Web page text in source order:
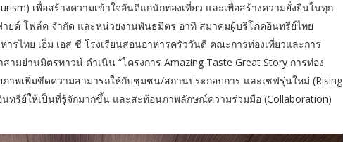
เพื่อสร้างความเข้าใจอันดีแก่นักท่องเที่ยว และเพื่อสร้างความยั่งยืนในทุก
ยด์ โฟล์ค จำกัด และหน่วยงานพันธมิตร อาทิ สมาคมผู้บริโภคอินทรีย์ไทย
ารไทย เอ็ม เอส ซี โรงเรียนสอนอาหารครัววันดี คณะการท่องเที่ยวและการ
มย่านมิตรทาวน์ ดำเนิน “โครงการ Amazing Taste Great Story การท่อง
ภาพเพิ่มขีดความสามารถให้กับชุมชน/สถานประกอบการ และเชฟรุ่นใหม่ (Rising
นทรีย์ให้เป็นที่รู้จักมากขึ้น และสะท้อนภาพลักษณ์ความร่วมมือ (Collaboration)